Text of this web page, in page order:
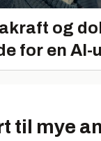
og
for en AI-
til mye